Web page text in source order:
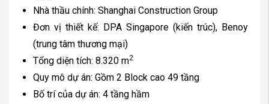
Nhà thầu chính: Shanghai Construction Group
Đơn vị thiết kế: DPA Singapore (kiến trúc), Benoy
(trung tâm thương mại)
Tổng diện tích: 8.320 m2
Quy mô dự án: Gồm 2 Block cao 49 tầng
Bố trí của dự án: 4 tầng hầm